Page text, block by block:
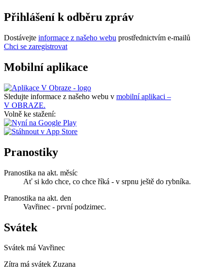
Přihlášení k odběru zpráv
Dostávejte informace z našeho webu prostřednictvím e-mailů
Chci se zaregistrovat
Mobilní aplikace
Sledujte informace z našeho webu v mobilní aplikaci –
V OBRAZE.
Volně ke stažení:
Pranostiky
Pranostika na akt. měsíc
Ať si kdo chce, co chce říká - v srpnu ještě do rybníka.
Pranostika na akt. den
Vavřinec - první podzimec.
Svátek
Svátek má Vavřinec
Zítra má svátek Zuzana